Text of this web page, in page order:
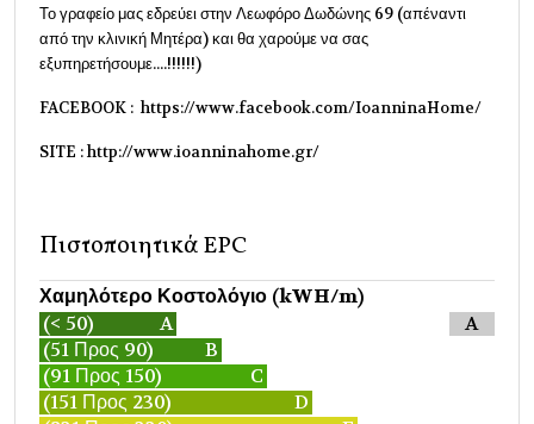
Το γραφείο μας εδρεύει στην Λεωφόρο Δωδώνης 69 (απέναντι
από την κλινική Μητέρα) και θα χαρούμε να σας
εξυπηρετήσουμε....!!!!!!)
FACEBOOK : https://www.facebook.com/IoanninaHome/
SITE : http://www.ioanninahome.gr/
Πιστοποιητικά EPC
Χαμηλότερο Κοστολόγιο (kWH/m)
(< 50)
A
(51 Προς 90)
B
(91 Προς 150)
C
(151 Προς 230)
D
A